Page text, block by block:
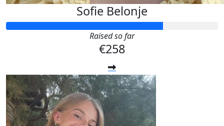
Sofie Belonje
Raised so far
€258